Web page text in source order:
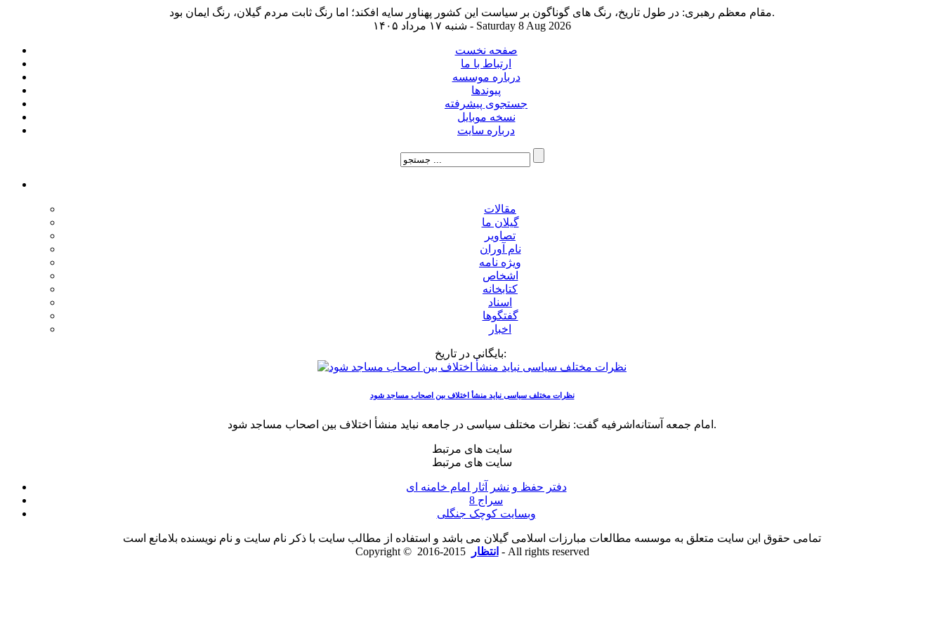
مقام معظم رهبری: در طول تاریخ، رنگ های گوناگون بر سیاست این کشور پهناور سایه افکند؛ اما رنگ ثابت مردم گیلان، رنگ ایمان بود.
شنبه ۱۷ مرداد ۱۴۰۵ - Saturday 8 Aug 2026
صفحه نخست
ارتباط با ما
درباره موسسه
پیوندها
جستجوی پیشرفته
نسخه موبایل
درباره سایت
مقالات
گیلان ما
تصاویر
نام آوران
ویژه نامه
اشخاص
کتابخانه
اسناد
گفتگوها
اخبار
بایگانی در تاریخ:
نظرات مختلف سیاسی نباید منشأ اختلاف بین اصحاب مساجد شود
امام جمعه آستانه‌اشرفیه گفت: نظرات مختلف سیاسی در جامعه نباید منشأ اختلاف بین اصحاب مساجد شود.
سایت های مرتبط
سایت های مرتبط
دفتر حفظ و نشر آثار امام خامنه ای
سراج 8
وبسایت کوچک جنگلی
تمامی حقوق این سایت متعلق به موسسه مطالعات مبارزات اسلامی گیلان می باشد و استفاده از مطالب سایت با ذکر نام سایت و نام نویسنده بلامانع است
Copyright ©
انتظار 2015-2016 - All rights reserved